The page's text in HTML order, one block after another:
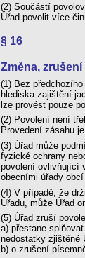
(2) Součástí
Úřad povolit více
§ 16
Změna,
(1) Bez
hlediska zajištění
lze provést pouze
(2) Povolení není
Provedení zásahu
(3) Úřad může
fyzické ochrany
povolení ovlivňující
obecními úřady
(4) V případě, že
Úřadu, může Úřad
(5) Úřad zruší
a) přestane
nedostatky zjištěné
b) o zrušení